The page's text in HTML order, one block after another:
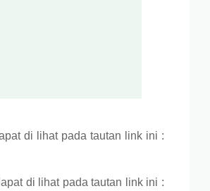
di lihat pada tautan link ini :
di lihat pada tautan link ini :